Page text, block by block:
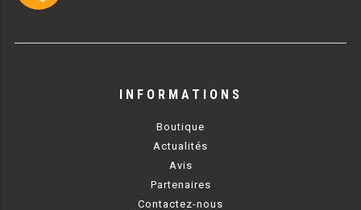
RÉFRI / CONGÉL PÂTISSERIE
RÉFRIGÉRATEUR POISSON
INFORMATIONS
Boutique
Actualités
Avis
Partenaires
Contactez-nous